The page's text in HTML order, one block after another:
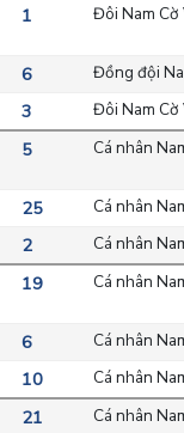
1 Đôi Nam Cờ
6 Đồng đội
3 Đôi Nam Cờ
5 Cá nhân
25 Cá nhân
2 Cá nhân
19 Cá nhân
6 Cá nhân
10 Cá nhân
21 Cá nhân